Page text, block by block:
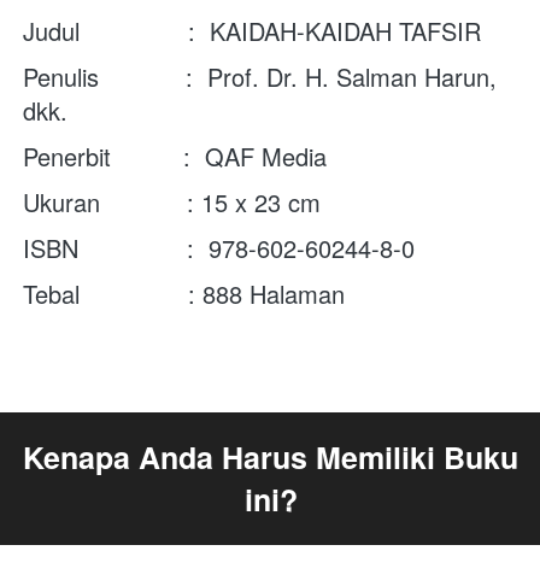
Judul               :  KAIDAH-KAIDAH TAFSIR
Penulis            : Prof. Dr. H. Salman Harun,
dkk.
Penerbit          :  QAF Media
Ukuran            : 15 x 23 cm
ISBN               : 978-602-60244-8-0
Tebal               : 888 Halaman
Kenapa Anda Harus Memiliki Buku
ini?